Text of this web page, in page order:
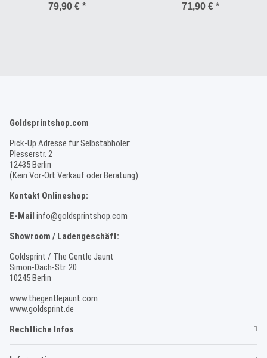
79,90 € * 71,90 € *
Goldsprintshop.com
Pick-Up Adresse für Selbstabholer:
Plesserstr. 2
12435 Berlin
(Kein Vor-Ort Verkauf oder Beratung)
Kontakt Onlineshop:
E-Mail info@goldsprintshop.com
Showroom / Ladengeschäft:
Goldsprint / The Gentle Jaunt
Simon-Dach-Str. 20
10245 Berlin
www.thegentlejaunt.com
www.goldsprint.de
Rechtliche Infos